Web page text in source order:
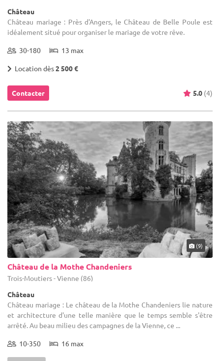
Château
Château mariage : Près d'Angers, le Château de Belle Poule est
idéalement situé pour organiser le mariage de votre rêve.
30-180 13 max
Location dès2 500 €
Contacter 5.0 (4)
(9)
Château de la Mothe Chandeniers
Trois-Moutiers - Vienne (86)
Château
Château mariage : Le château de la Mothe Chandeniers lie nature
et architecture d'une telle manière que le temps semble s'être
arrêté. Au beau milieu des campagnes de la Vienne, ce ...
10-350 16 max